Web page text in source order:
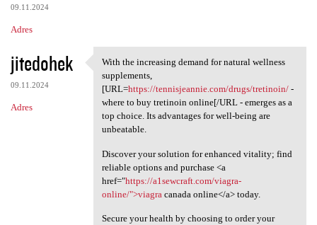
09.11.2024
Adres
jitedohek
09.11.2024
Adres
With the increasing demand
With the increasing demand for natural wellness
supplements,
[URL=https://tennisjeannie.com/drugs/tretinoin/-
where to buy tretinoin online[/URL - emerges as a
top choice. Its advantages for well-being are
unbeatable.
Discover your solution for enhanced vitality; find
reliable options and purchase <a
href="https://a1sewcraft.com/viagra-
online/">viagra canada online</a> today.
Secure your health by choosing to order your